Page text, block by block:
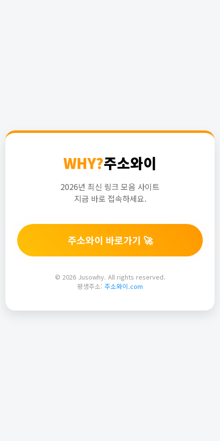
WHY?주소와이
2026년 최신 링크 모음 사이트
지금 바로 접속하세요.
주소와이 바로가기 🚀
© 2026 Jusowhy. All rights reserved.
평생주소: 주소와이.com